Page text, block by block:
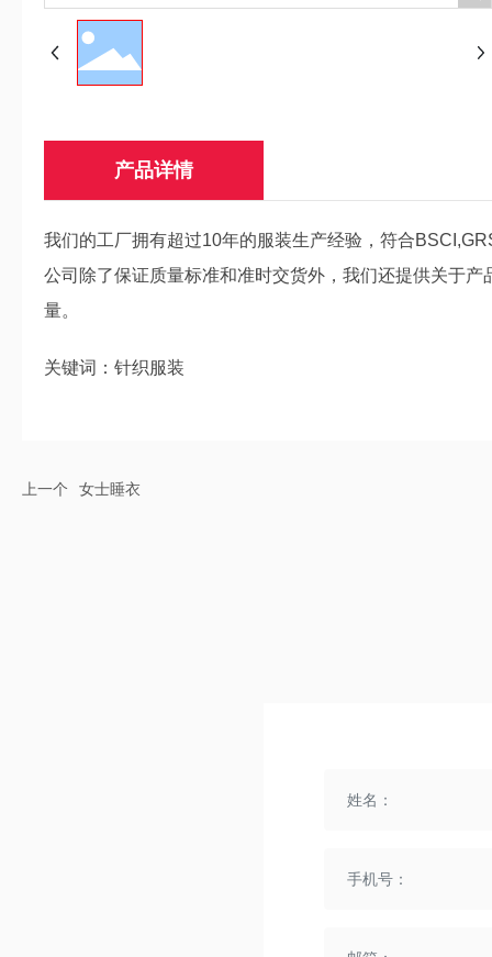
产品详情
我们的工厂拥有超过10年的服装生产经验，符合
公司除了保证质量标准和准时交货外，我们还提供关于
量。
关键词： 针织服装
上一个 女士睡衣